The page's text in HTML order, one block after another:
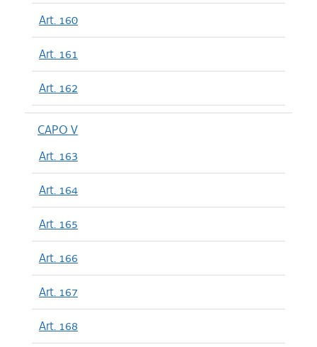
Art. 160
Art. 161
Art. 162
CAPO V
Art. 163
Art. 164
Art. 165
Art. 166
Art. 167
Art. 168